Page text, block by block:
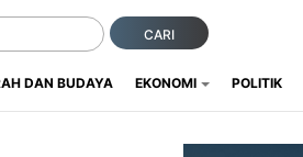
CARI
DAN BUDAYA EKONOMI POLITIK